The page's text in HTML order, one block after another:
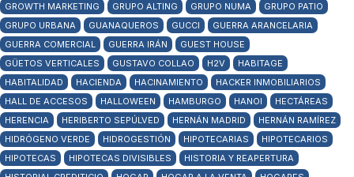
GROWTH MARKETING
GRUPO ALTING GRUPO NUMA
GRUPO PATIO
GRUPO URBANA
GUANAQUEROS GUCCI
GUERRA ARANCELARIA
GUERRA COMERCIAL
GUERRA IRÁN
GUEST HOUSE
GÜETOS VERTICALES
GUSTAVO COLLAO H2V
HABITAGE
HABITALIDAD
HACIENDA HACINAMIENTO
HACKER INMOBILIARIOS
HALL DE ACCESOS
HALLOWEEN HAMBURGO HANOI
HECTÁREAS
HERENCIA
HERIBERTO SEPÚLVED HERNÁN MADRID
HERNÁN RAMÍREZ
HIDRÓGENO VERDE
HIDROGESTIÓN HIPOTECARIAS
HIPOTECARIOS
HIPOTECAS
HIPOTECAS DIVISIBLES
HISTORIA Y REAPERTURA